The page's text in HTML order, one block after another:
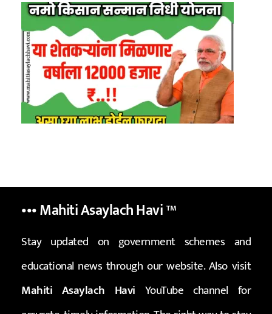
••• Mahiti Asaylach Havi™
Stay updated on government schemes and
educational news through our website. Also visit
Mahiti Asaylach Havi YouTube channel for